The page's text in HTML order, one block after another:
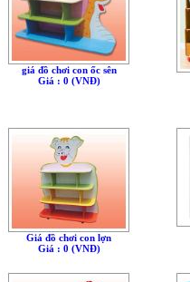
giá đồ chơi con ốc sên
Giá : 0 (VNÐ)
Giá đồ chơi con lợn
Giá : 0 (VNÐ)